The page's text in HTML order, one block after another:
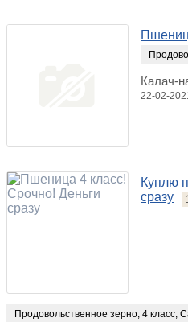
Калач-
22-02-
Куплю
сразу
Продовольственное зерно; 4 класс;